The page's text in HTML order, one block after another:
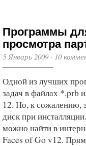
Программы
просмотра
5 Январь 2009· 10
Одной из лучших
задач в файлах *.prb
12. Но, к сожалению,
диск при
можно найти в
Faces of Go v12.